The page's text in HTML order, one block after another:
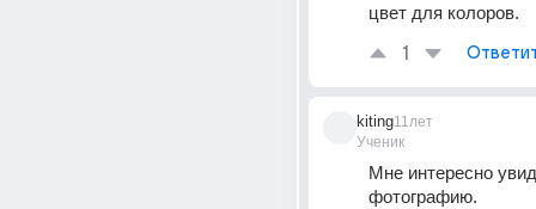
цвет для колоров.
1
kiting
Ученик
11лет
Мне интересно
фотографию.